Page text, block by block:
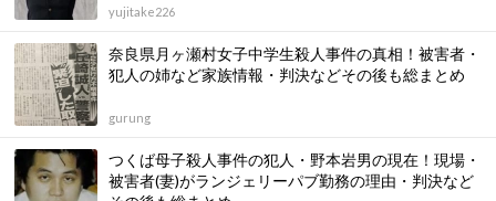
yujitake226
奈良県月ヶ瀬村女子中学生殺人事件の真相！被害者・
犯人の姉など家族情報・判決などその後も総まとめ
gurung
つくば母子殺人事件の犯人・野本岩男の現在！現場・
被害者(妻)がランジェリーパブ勤務の理由・判決など